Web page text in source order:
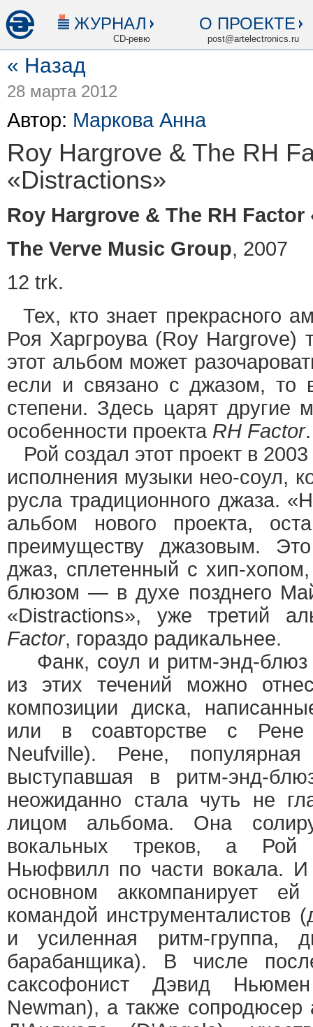
ЖУРНАЛ
CD-ревю
О ПРОЕКТЕ
post@artelectronics.ru
« Назад
28 марта 2012
Автор: Маркова Анна
Roy Hargrove & The RH
«Distractions»
Roy Hargrove & The RH
The Verve Music Group, 2007
12 trk.
Тех, кто знает прекрасного
Роя Харгроува (Roy Hargrove)
этот альбом может
если и связано с джазом, то
степени. Здесь царят другие
особенности проекта RH Factor.
Рой создал этот проект в
исполнения музыки нео-соул,
русла традиционного джаза.
альбом нового проекта,
преимуществу джазовым.
джаз, сплетенный с хип-
блюзом — в духе позднего
«Distractions», уже третий
Factor, гораздо радикальнее.
Фанк, соул и ритм-энд-
из этих течений можно
композиции диска,
или в соавторстве с
Neufville). Рене, популярная
выступавшая в ритм-энд-
неожиданно стала чуть не
лицом альбома. Она
вокальных треков, а Рой
Ньюфвилл по части вокала.
основном аккомпанирует
командой инструменталистов
и усиленная ритм-группа,
барабанщика). В числе
саксофонист Дэвид
Newman), а также сопродюсер